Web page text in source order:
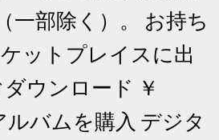
一部除く）。 お持ち
ットプレイスに出
ウンロード ￥
バムを購入 デジタ